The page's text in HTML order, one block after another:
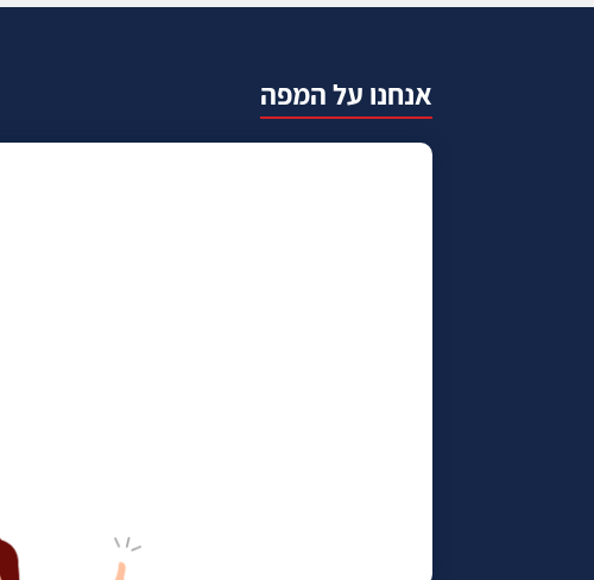
אנחנו על המפה